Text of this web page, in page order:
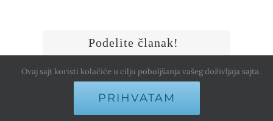
Podelite članak!
Ovaj sajt koristi kolačiće u cilju poboljšanja vašeg doživljaja sajta.
PRIHVATAM